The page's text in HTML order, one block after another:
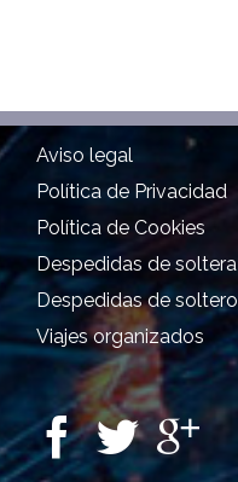
Aviso legal
Política de Privacidad
Política de Cookies
Despedidas de soltera
Despedidas de soltero
Viajes organizados